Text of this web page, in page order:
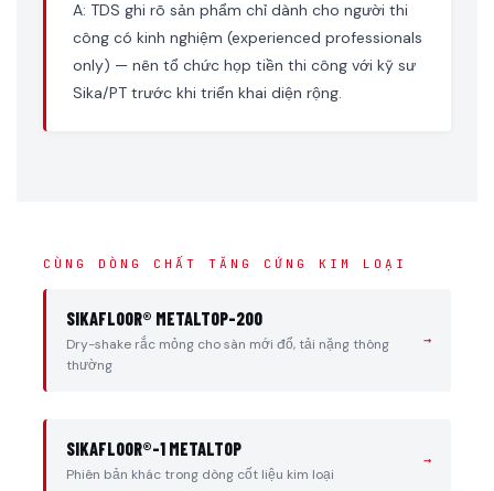
A: TDS ghi rõ sản phẩm chỉ dành cho người thi
công có kinh nghiệm (experienced professionals
only) — nên tổ chức họp tiền thi công với kỹ sư
Sika/PT trước khi triển khai diện rộng.
CÙNG DÒNG CHẤT TĂNG CỨNG KIM LOẠI
SIKAFLOOR® METALTOP-200
Dry-shake rắc mỏng cho sàn mới đổ, tải nặng thông
thường
→
SIKAFLOOR®-1 METALTOP
Phiên bản khác trong dòng cốt liệu kim loại
→